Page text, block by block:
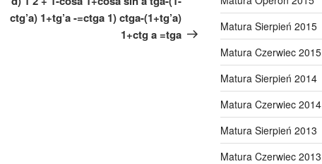
ctg’a) 1+tg’a -=ctga 1) ctga-(1+tg’a)
1+ctg a =tga
Matura Sierpień 2015
Matura Czerwiec 2015
Matura Sierpień 2014
Matura Czerwiec 2014
Matura Sierpień 2013
Matura Czerwiec 2013